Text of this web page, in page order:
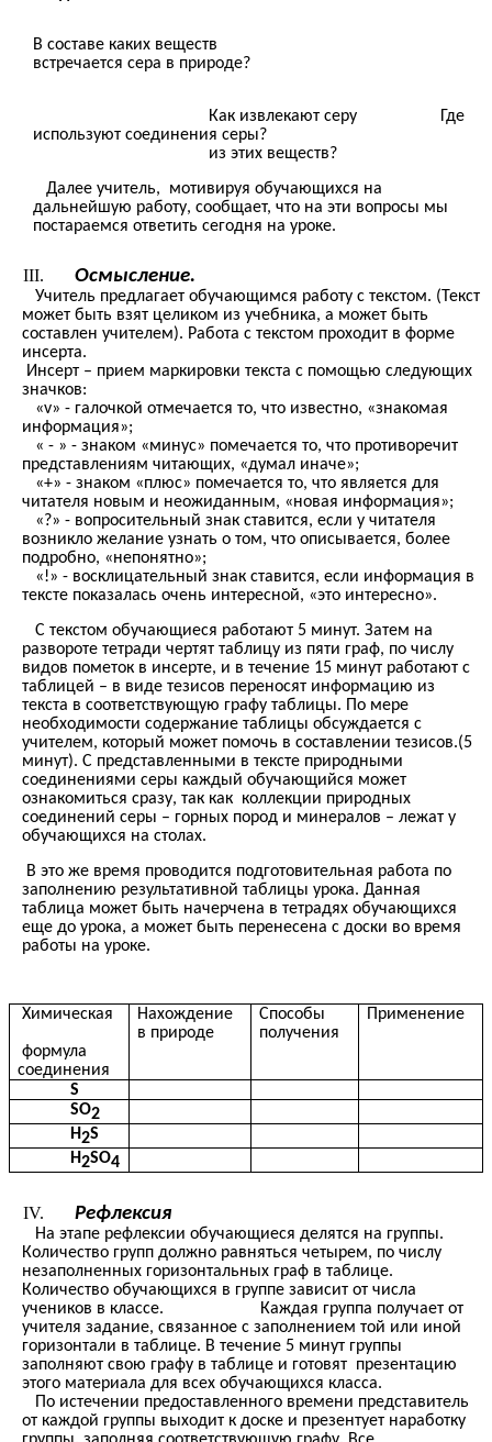
В составе каких веществ
встречается сера в природе?
Как извлекают серу Где
используют соединения серы?
из этих веществ?
Далее учитель, мотивируя обучающихся на
дальнейшую работу, сообщает, что на эти вопросы мы
постараемся ответить сегодня на уроке.
Осмысление.
Учитель предлагает обучающимся работу с текстом. (Текст
может быть взят целиком из учебника, а может быть
составлен учителем). Работа с текстом проходит в форме
инсерта.
Инсерт – прием маркировки текста с помощью следующих
значков:
«v» - галочкой отмечается то, что известно, «знакомая
информация»;
« - » - знаком «минус» помечается то, что противоречит
представлениям читающих, «думал иначе»;
«+» - знаком «плюс» помечается то, что является для
читателя новым и неожиданным, «новая информация»;
«?» - вопросительный знак ставится, если у читателя
возникло желание узнать о том, что описывается, более
подробно, «непонятно»;
«!» - восклицательный знак ставится, если информация в
тексте показалась очень интересной, «это интересно».
С текстом обучающиеся работают 5 минут. Затем на
развороте тетради чертят таблицу из пяти граф, по числу
видов пометок в инсерте, и в течение 15 минут работают с
таблицей – в виде тезисов переносят информацию из
текста в соответствующую графу таблицы. По мере
необходимости содержание таблицы обсуждается с
учителем, который может помочь в составлении тезисов.(5
минут). С представленными в тексте природными
соединениями серы каждый обучающийся может
ознакомиться сразу, так как коллекции природных
соединений серы – горных пород и минералов – лежат у
обучающихся на столах.
В это же время проводится подготовительная работа по
заполнению результативной таблицы урока. Данная
таблица может быть начерчена в тетрадях обучающихся
еще до урока, а может быть перенесена с доски во время
работы на уроке.
Химическая
формула
соединения
Нахождение
в природе
Способы
получения
Применение
S
SO2
H2S
H2SO4
Рефлексия
На этапе рефлексии обучающиеся делятся на группы.
Количество групп должно равняться четырем, по числу
незаполненных горизонтальных граф в таблице.
Количество обучающихся в группе зависит от числа
учеников в классе. Каждая группа получает от
учителя задание, связанное с заполнением той или иной
горизонтали в таблице. В течение 5 минут группы
заполняют свою графу в таблице и готовят презентацию
этого материала для всех обучающихся класса.
По истечении предоставленного времени представитель
от каждой группы выходит к доске и презентует наработку